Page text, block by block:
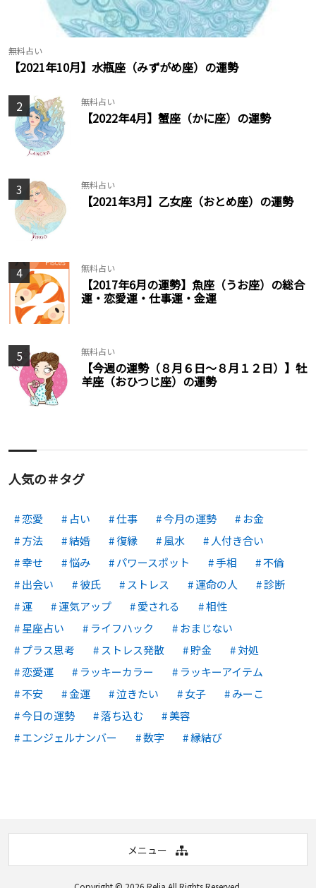
無料占い
【2021年10月】水瓶座（みずがめ座）の運勢
2 無料占い
【2022年4月】蟹座（かに座）の運勢
3 無料占い
【2021年3月】乙女座（おとめ座）の運勢
4 無料占い
【2017年6月の運勢】魚座（うお座）の総合
運・恋愛運・仕事運・金運
5 無料占い
【今週の運勢（８月６日～８月１２日）】牡
羊座（おひつじ座）の運勢
人気の＃タグ
恋愛 占い 仕事 今月の運勢
お金
方法
結婚 復縁 風水
人付き合い
幸せ
悩み パワースポット 手相
不倫
出会い
彼氏 ストレス 運命の人
診断
運
運気アップ 愛される
相性
星座占い
ライフハック
おまじない
プラス思考
ストレス発散 貯金
対処
恋愛運
ラッキーカラー
ラッキーアイテム
不安
金運 泣きたい 女子
みーこ
今日の運勢
落ち込む
美容
エンジェルナンバー
数字 縁結び
メニュー